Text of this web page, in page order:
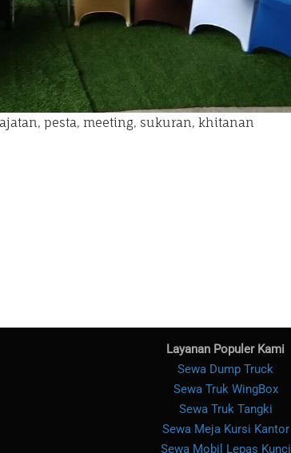
pesta, meeting, sukuran, khitanan
Layanan Populer Kami
Sewa Dump Truck
Sewa Truk WingBox
Sewa Truk Tangki
Sewa Meja Kursi Kantor
Sewa Mobil Lepas Kunci